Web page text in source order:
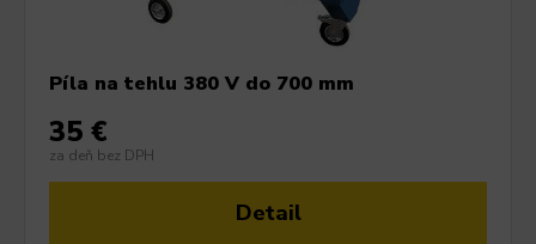
Píla na tehlu 380 V do 700 mm
35 €
za deň bez DPH
Detail